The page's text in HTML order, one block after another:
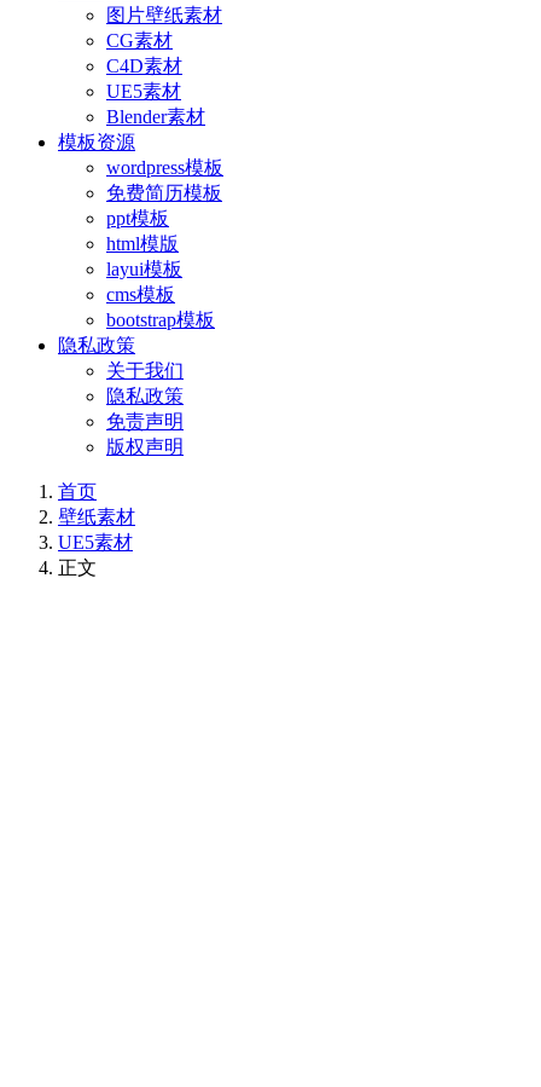
图片壁纸素材
CG素材
C4D素材
UE5素材
Blender素材
模板资源
wordpress模板
免费简历模板
ppt模板
html模版
layui模板
cms模板
bootstrap模板
隐私政策
关于我们
隐私政策
免责声明
版权声明
首页
壁纸素材
UE5素材
正文